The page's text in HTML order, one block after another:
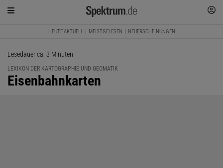
HEUTE AKTUELL MEISTGELESEN NEUERSCHEINUNGEN
Lesedauer ca. 3 Minuten
LEXIKON DER KARTOGRAPHIE UND GEOMATIK
:
Eisenbahnkarten